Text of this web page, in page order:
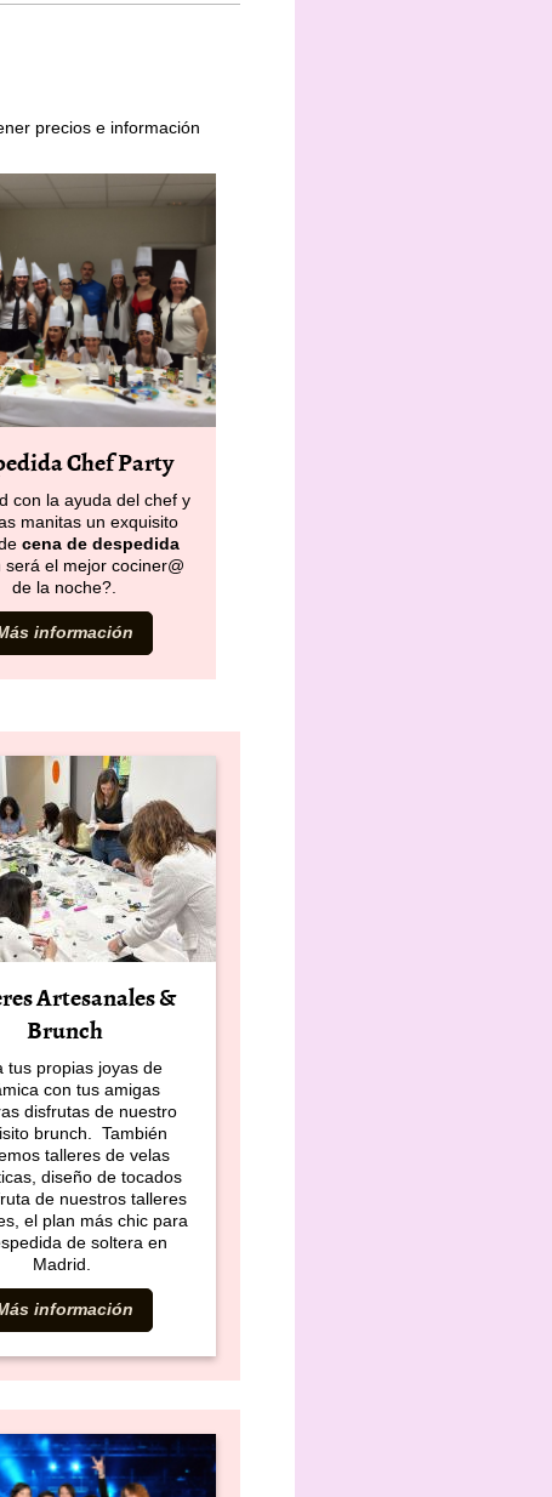
precios e información
Chef Party
con la ayuda del chef y
manitas un exquisito
cena de despedida
será el mejor cociner@
de la noche?.
información
Artesanales &
Brunch
tus propias joyas de
con tus amigas
disfrutas de nuestro
brunch. También
talleres de velas
diseño de tocados
de nuestros talleres
el plan más chic para
de soltera en
Madrid.
información